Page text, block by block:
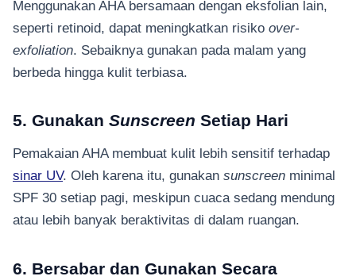
Menggunakan AHA bersamaan dengan eksfolian lain,
seperti retinoid, dapat meningkatkan risiko over-
exfoliation. Sebaiknya gunakan pada malam yang
berbeda hingga kulit terbiasa.
5. Gunakan Sunscreen Setiap Hari
Pemakaian AHA membuat kulit lebih sensitif terhadap
sinar UV. Oleh karena itu, gunakan sunscreen minimal
SPF 30 setiap pagi, meskipun cuaca sedang mendung
atau lebih banyak beraktivitas di dalam ruangan.
6. Bersabar dan Gunakan Secara